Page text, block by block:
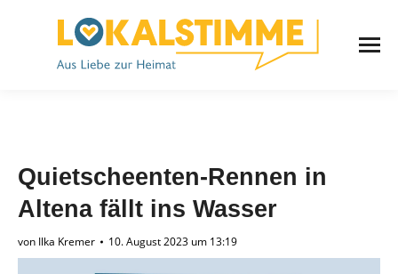
Quietscheenten-Rennen in
Altena fällt ins Wasser
von Ilka Kremer 10. August 2023 um 13:19